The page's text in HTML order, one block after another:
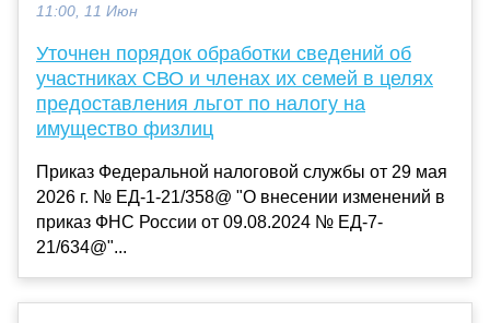
11:00, 11 Июн
Уточнен порядок обработки сведений об
участниках СВО и членах их семей в целях
предоставления льгот по налогу на
имущество физлиц
Приказ Федеральной налоговой службы от 29 мая
2026 г. № ЕД-1-21/358@ "О внесении изменений в
приказ ФНС России от 09.08.2024 № ЕД-7-
21/634@"...